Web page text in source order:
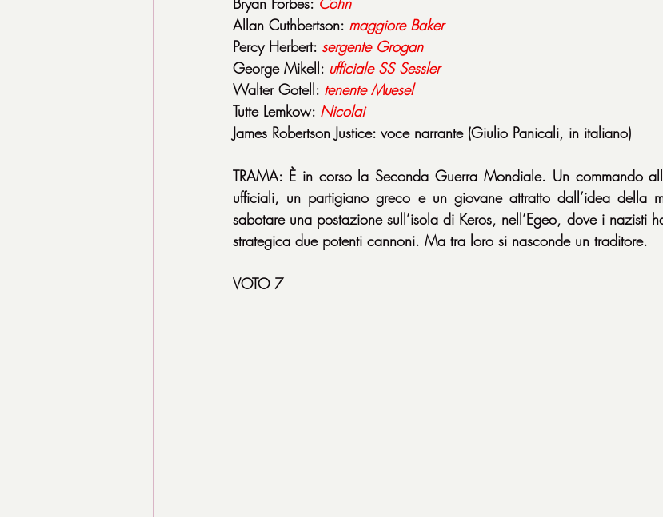
Allan Cuthbertson: maggiore Baker
Percy Herbert: sergente Grogan
George Mikell: ufficiale SS Sessler
Walter Gotell: tenente Muesel
Tutte Lemkow: Nicolai
James Robertson Justice: voce narrante (Giulio Panicali, in italiano)
TRAMA: È in corso la Seconda Guerra Mondiale. Un commando
ufficiali, un partigiano greco e un giovane attratto dall’idea della
sabotare una postazione sull’isola di Keros, nell’Egeo, dove i nazisti
strategica due potenti cannoni. Ma tra loro si nasconde un traditore.
VOTO 7